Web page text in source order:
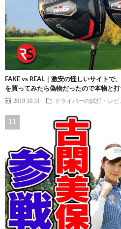
FAKE vs REAL｜激安の怪しいサイトで
を買ってみたら偽物だったので本物と
2019.10.31 ドライバーの試打・レビ